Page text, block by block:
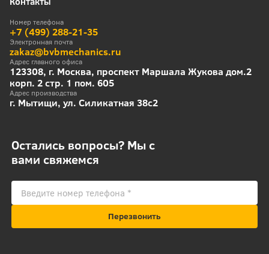
Номер телефона
+7 (499) 288-21-35
Электронная почта
zakaz@bvbmechanics.ru
Адрес главного офиса
123308, г. Москва, проспект Маршала Жукова дом.2
корп. 2 стр. 1 пом. 605
Адрес производства
г. Мытищи, ул. Силикатная 38с2
Остались вопросы? Мы с
вами свяжемся
Перезвонить